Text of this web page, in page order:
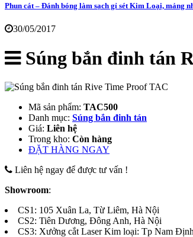
Phun cát – Đánh bóng làm sạch gỉ sét Kim Loại, mảng
30/05/2017
Súng bắn đinh tán
Mã sản phẩm: TAC500
Danh mục: Súng bắn đinh tán
Giá: Liên hệ
Trong kho: Còn hàng
ĐẶT HÀNG NGAY
Liên hệ ngay để được tư vấn !
Showroom:
CS1: 105 Xuân La, Từ Liêm, Hà Nội
CS2: Tiên Dương, Đông Anh, Hà Nội
CS3: Xưởng cắt Laser Kim loại: Tp Nam Định